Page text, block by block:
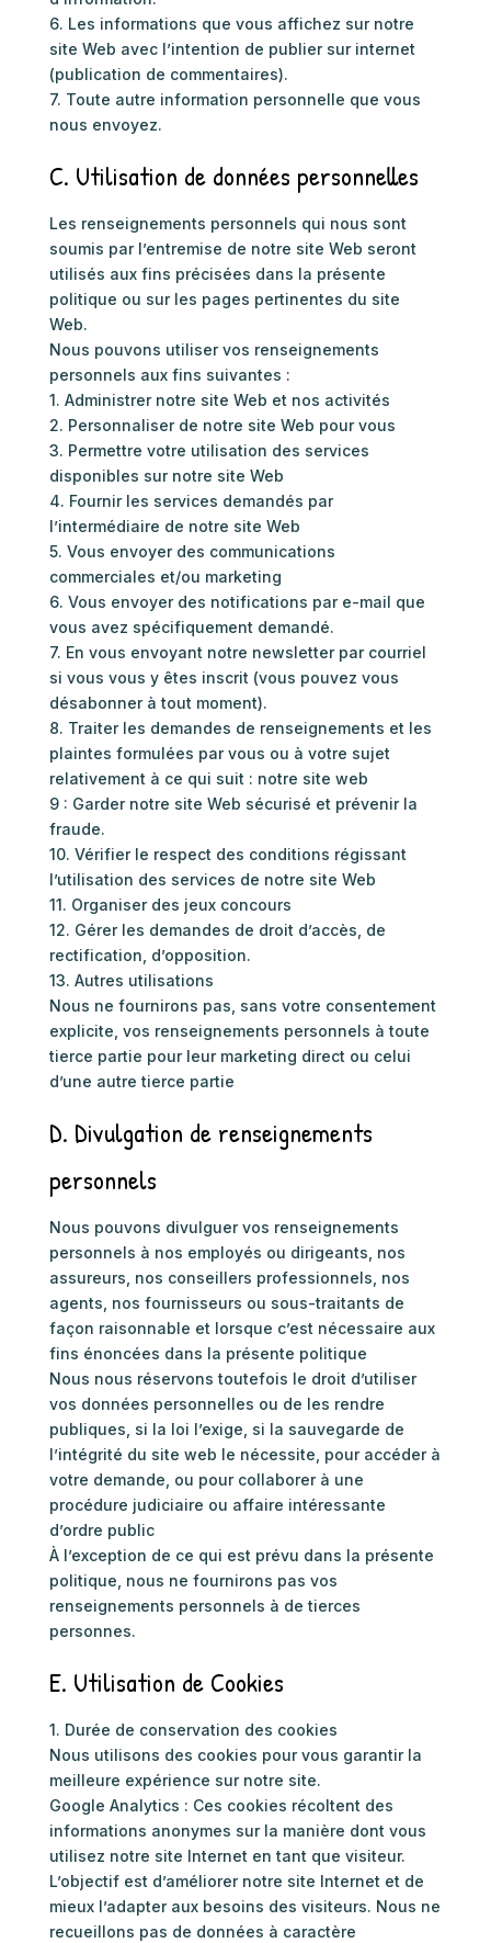
6. Les informations que vous affichez sur notre
site Web avec l’intention de publier sur internet
(publication de commentaires).
7. Toute autre information personnelle que vous
nous envoyez.
C. Utilisation de données personnelles
Les renseignements personnels qui nous sont
soumis par l’entremise de notre site Web seront
utilisés aux fins précisées dans la présente
politique ou sur les pages pertinentes du site
Web.
Nous pouvons utiliser vos renseignements
personnels aux fins suivantes :
1. Administrer notre site Web et nos activités
2. Personnaliser de notre site Web pour vous
3. Permettre votre utilisation des services
disponibles sur notre site Web
4. Fournir les services demandés par
l’intermédiaire de notre site Web
5. Vous envoyer des communications
commerciales et/ou marketing
6. Vous envoyer des notifications par e-mail que
vous avez spécifiquement demandé.
7. En vous envoyant notre newsletter par courriel
si vous vous y êtes inscrit (vous pouvez vous
désabonner à tout moment).
8. Traiter les demandes de renseignements et les
plaintes formulées par vous ou à votre sujet
relativement à ce qui suit : notre site web
9 : Garder notre site Web sécurisé et prévenir la
fraude.
10. Vérifier le respect des conditions régissant
l’utilisation des services de notre site Web
11. Organiser des jeux concours
12. Gérer les demandes de droit d’accès, de
rectification, d’opposition.
13. Autres utilisations
Nous ne fournirons pas, sans votre consentement
explicite, vos renseignements personnels à toute
tierce partie pour leur marketing direct ou celui
d’une autre tierce partie
D. Divulgation de renseignements
personnels
Nous pouvons divulguer vos renseignements
personnels à nos employés ou dirigeants, nos
assureurs, nos conseillers professionnels, nos
agents, nos fournisseurs ou sous-traitants de
façon raisonnable et lorsque c’est nécessaire aux
fins énoncées dans la présente politique
Nous nous réservons toutefois le droit d’utiliser
vos données personnelles ou de les rendre
publiques, si la loi l’exige, si la sauvegarde de
l’intégrité du site web le nécessite, pour accéder à
votre demande, ou pour collaborer à une
procédure judiciaire ou affaire intéressante
d’ordre public
À l’exception de ce qui est prévu dans la présente
politique, nous ne fournirons pas vos
renseignements personnels à de tierces
personnes.
E. Utilisation de Cookies
1. Durée de conservation des cookies
Nous utilisons des cookies pour vous garantir la
meilleure expérience sur notre site.
Google Analytics : Ces cookies récoltent des
informations anonymes sur la manière dont vous
utilisez notre site Internet en tant que visiteur.
L’objectif est d’améliorer notre site Internet et de
mieux l’adapter aux besoins des visiteurs. Nous ne
recueillons pas de données à caractère